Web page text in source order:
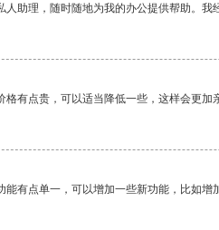
人助理，随时随地为我的办公提供帮助。我
有点贵，可以适当降低一些，这样会更加
能有点单一，可以增加一些新功能，比如增